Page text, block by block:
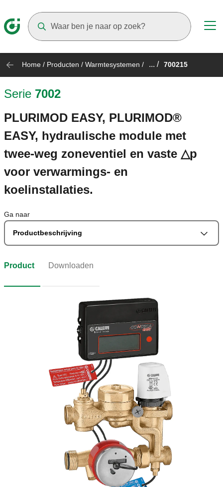
Home / Producten / Warmtesystemen / ... / 700215
Serie 7002
PLURIMOD EASY, PLURIMOD®
EASY, hydraulische module met
twee-weg zoneventiel en vaste △p
voor verwarmings- en
koelinstallaties.
Ga naar
Productbeschrijving
Product Downloaden